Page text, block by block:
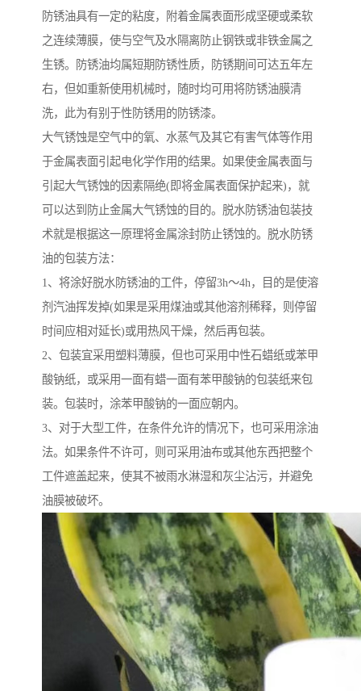
防锈油具有一定的粘度，附着金属表面形成坚硬或柔软
之连续薄膜，使与空气及水隔离防止钢铁或非铁金属之
生锈。防锈油均属短期防锈性质，防锈期间可达五年左
右，但如重新使用机械时，随时均可用将防锈油膜清
洗，此为有别于性防锈用的防锈漆。
大气锈蚀是空气中的氧、水蒸气及其它有害气体等作用
于金属表面引起电化学作用的结果。如果使金属表面与
引起大气锈蚀的因素隔绝(即将金属表面保护起来)，就
可以达到防止金属大气锈蚀的目的。脱水防锈油包装技
术就是根据这一原理将金属涂封防止锈蚀的。脱水防锈
油的包装方法：
1、将涂好脱水防锈油的工件，停留3h～4h，目的是使溶
剂汽油挥发掉(如果是采用煤油或其他溶剂稀释，则停留
时间应相对延长)或用热风干燥，然后再包装。
2、包装宜采用塑料薄膜，但也可采用中性石蜡纸或苯甲
酸钠纸，或采用一面有蜡一面有苯甲酸钠的包装纸来包
装。包装时，涂苯甲酸钠的一面应朝内。
3、对于大型工件，在条件允许的情况下，也可采用涂油
法。如果条件不许可，则可采用油布或其他东西把整个
工件遮盖起来，使其不被雨水淋湿和灰尘沾污，并避免
油膜被破坏。